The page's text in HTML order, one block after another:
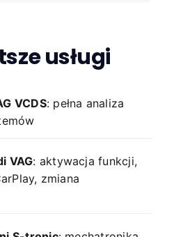
usługi
VCDS: pełna analiza
VAG: aktywacja funkcji,
zmiana